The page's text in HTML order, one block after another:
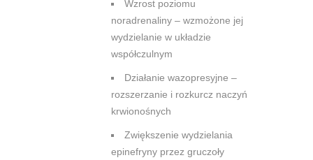
Wzrost poziomu
noradrenaliny – wzmożone jej
wydzielanie w układzie
współczulnym
Działanie wazopresyjne –
rozszerzanie i rozkurcz naczyń
krwionośnych
Zwiększenie wydzielania
epinefryny przez gruczoły